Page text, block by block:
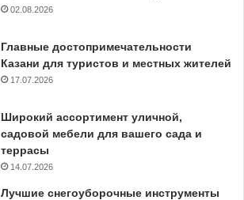
02.08.2026
Главные достопримечательности
Казани для туристов и местных жителей
17.07.2026
Широкий ассортимент уличной,
садовой мебели для вашего сада и
террасы
14.07.2026
Лучшие снегоуборочные инструменты